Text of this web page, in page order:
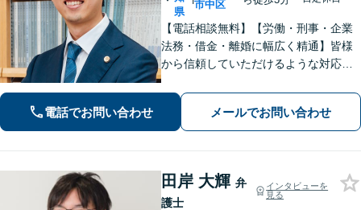
県
市中区
【電話相談無料】【労働・刑事・企業
法務・借金・離婚に幅広く精通】皆様
から信頼していただけるような対応で
とお感じの方もお気軽にご相談くださ
い！【WEB面談可】【丸の内駅3分】
電話でお問い合わせ メールでお問い合わせ
田岸 大輝 弁
護士
インタビューを
見る